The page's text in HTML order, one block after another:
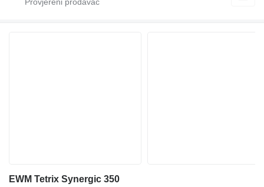
EWM Tetrix Synergic 350